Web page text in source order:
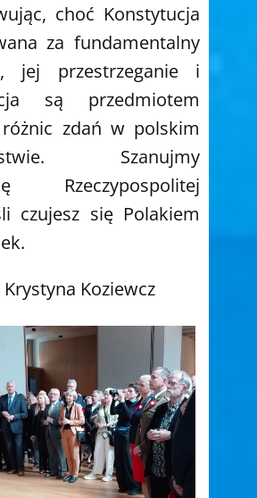
choć Konstytucja
za fundamentalny
jej przestrzeganie i
są przedmiotem
różnic zdań w polskim
Szanujmy
Rzeczypospolitej
czujesz się Polakiem
Koziewcz